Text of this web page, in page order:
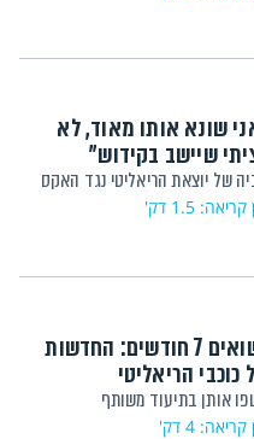
שונא אותו מאוד, לא
שיישב בקידוש"
של יוצאת הריאליטי נגד האקס
1.5 דק'
נשואים 7 חודשים: החדשות
כוכבי הריאליטי
אותן בתיעוד משותף
4 דק'